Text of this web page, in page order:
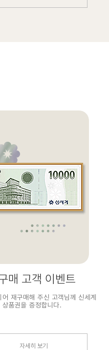
매 고객 이벤트
재구매해 주신 고객님께 신세계
상품권을 증정합니다.
자세히 보기